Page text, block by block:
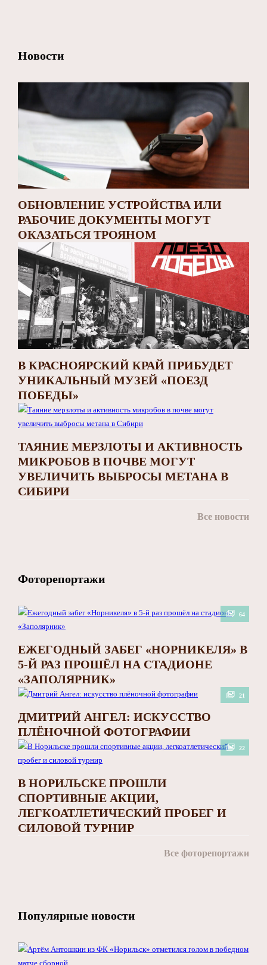
Новости
ОБНОВЛЕНИЕ УСТРОЙСТВА ИЛИ
РАБОЧИЕ ДОКУМЕНТЫ МОГУТ
ОКАЗАТЬСЯ ТРОЯНОМ
В КРАСНОЯРСКИЙ КРАЙ ПРИБУДЕТ
УНИКАЛЬНЫЙ МУЗЕЙ «ПОЕЗД
ПОБЕДЫ»
ТАЯНИЕ МЕРЗЛОТЫ И АКТИВНОСТЬ
МИКРОБОВ В ПОЧВЕ МОГУТ
УВЕЛИЧИТЬ ВЫБРОСЫ МЕТАНА В
СИБИРИ
Все новости
Фоторепортажи
64
ЕЖЕГОДНЫЙ ЗАБЕГ «НОРНИКЕЛЯ» В
5-Й РАЗ ПРОШЁЛ НА СТАДИОНЕ
«ЗАПОЛЯРНИК»
21
ДМИТРИЙ АНГЕЛ: ИСКУССТВО
ПЛЁНОЧНОЙ ФОТОГРАФИИ
22
В НОРИЛЬСКЕ ПРОШЛИ
СПОРТИВНЫЕ АКЦИИ,
ЛЕГКОАТЛЕТИЧЕСКИЙ ПРОБЕГ И
СИЛОВОЙ ТУРНИР
Все фоторепортажи
Популярные новости